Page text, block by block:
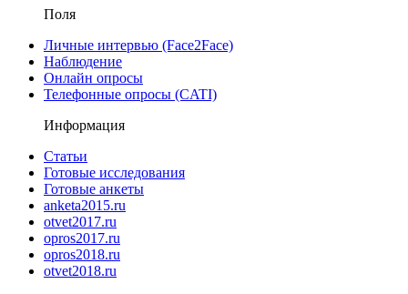
Поля
Личные интервью (Face2Face)
Наблюдение
Онлайн опросы
Телефонные опросы (CATI)
Информация
Статьи
Готовые исследования
Готовые анкеты
anketa2015.ru
otvet2017.ru
opros2017.ru
opros2018.ru
otvet2018.ru